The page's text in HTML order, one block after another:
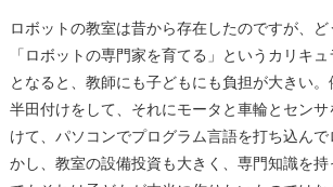
ロボットの教室は昔から存在したのですが、
「ロボットの専門家を育てる」というカリキュ
となると、教師にも子どもにも負担が大きい
半田付けをして、それにモータと車輪とセン
けて、パソコンでプログラム言語を打ち込ん
かし、教室の設備投資も大きく、専門知識を持